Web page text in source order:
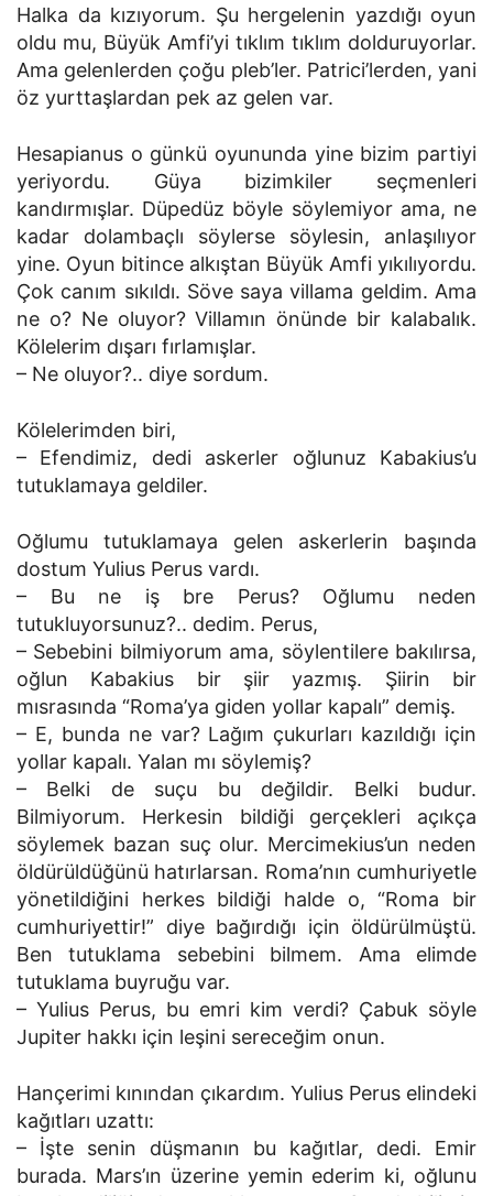
Halka da kızıyorum. Şu hergelenin yazdığı oyun
oldu mu, Büyük Amfi’yi tıklım tıklım dolduruyorlar.
Ama gelenlerden çoğu pleb’ler. Patrici’lerden, yani
öz yurttaşlardan pek az gelen var.
Hesapianus o günkü oyununda yine bizim partiyi
yeriyordu. Güya bizimkiler seçmenleri
kandırmışlar. Düpedüz böyle söylemiyor ama, ne
kadar dolambaçlı söylerse söylesin, anlaşılıyor
yine. Oyun bitince alkıştan Büyük Amfi yıkılıyordu.
Çok canım sıkıldı. Söve saya villama geldim. Ama
ne o? Ne oluyor? Villamın önünde bir kalabalık.
Kölelerim dışarı fırlamışlar.
– Ne oluyor?.. diye sordum.
Kölelerimden biri,
– Efendimiz, dedi askerler oğlunuz Kabakius’u
tutuklamaya geldiler.
Oğlumu tutuklamaya gelen askerlerin başında
dostum Yulius Perus vardı.
– Bu ne iş bre Perus? Oğlumu neden
tutukluyorsunuz?.. dedim. Perus,
– Sebebini bilmiyorum ama, söylentilere bakılırsa,
oğlun Kabakius bir şiir yazmış. Şiirin bir
mısrasında “Roma’ya giden yollar kapalı” demiş.
– E, bunda ne var? Lağım çukurları kazıldığı için
yollar kapalı. Yalan mı söylemiş?
– Belki de suçu bu değildir. Belki budur.
Bilmiyorum. Herkesin bildiği gerçekleri açıkça
söylemek bazan suç olur. Mercimekius’un neden
öldürüldüğünü hatırlarsan. Roma’nın cumhuriyetle
yönetildiğini herkes bildiği halde o, “Roma bir
cumhuriyettir!” diye bağırdığı için öldürülmüştü.
Ben tutuklama sebebini bilmem. Ama elimde
tutuklama buyruğu var.
– Yulius Perus, bu emri kim verdi? Çabuk söyle
Jupiter hakkı için leşini sereceğim onun.
Hançerimi kınından çıkardım. Yulius Perus elindeki
kağıtları uzattı:
– İşte senin düşmanın bu kağıtlar, dedi. Emir
burada. Mars’ın üzerine yemin ederim ki, oğlunu